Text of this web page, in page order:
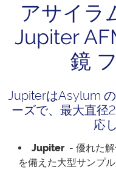
アサイラ
Jupiter
鏡
JupiterはAsylum
ーズで、最大直径
応
Jupiter - 優れた
を備えた大型サンプ